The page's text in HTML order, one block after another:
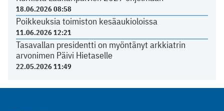
18.06.2026 08:58
Poikkeuksia toimiston kesäaukioloissa
11.06.2026 12:21
Tasavallan presidentti on myöntänyt arkkiatrin
arvonimen Päivi Hietaselle
22.05.2026 11:49